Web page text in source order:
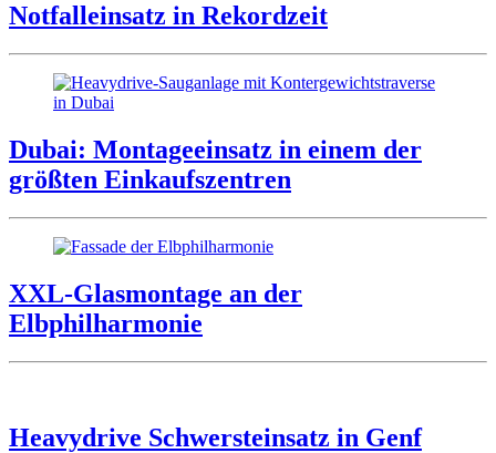
Notfalleinsatz in Rekordzeit
Dubai: Montageeinsatz in einem der
größten Einkaufszentren
XXL-Glasmontage an der
Elbphilharmonie
Heavydrive Schwersteinsatz in Genf